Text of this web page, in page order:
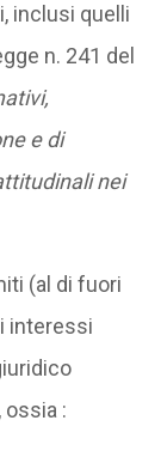
inclusi quelli
n. 241 del
e di
nei
(al di fuori
interessi
, ossia :